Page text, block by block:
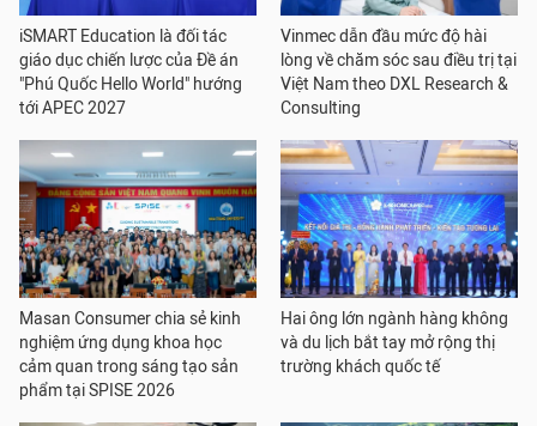
iSMART Education là đối tác
giáo dục chiến lược của Đề án
"Phú Quốc Hello World" hướng
tới APEC 2027
Vinmec dẫn đầu mức độ hài
lòng về chăm sóc sau điều trị tại
Việt Nam theo DXL Research &
Consulting
Masan Consumer chia sẻ kinh
nghiệm ứng dụng khoa học
cảm quan trong sáng tạo sản
phẩm tại SPISE 2026
Hai ông lớn ngành hàng không
và du lịch bắt tay mở rộng thị
trường khách quốc tế